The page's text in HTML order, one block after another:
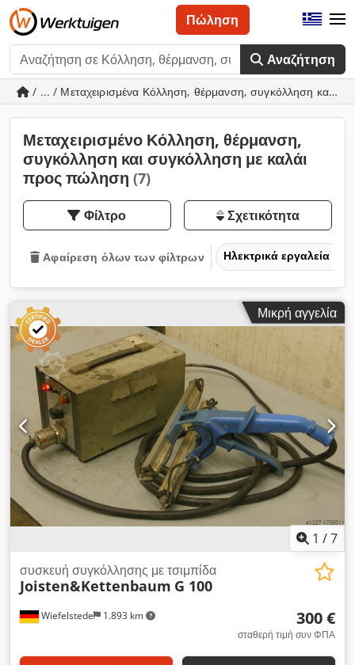
Αναζήτηση
Πώληση
/ ... / Μεταχειρισμένα Κόλληση, θέρμανση, συγκόλληση και
Μεταχειρισμένο Κόλληση, θέρμανση,
συγκόλληση και συγκόλληση με καλάι
προς πώληση (7)
Φίλτρο Σχετικότητα
Αφαίρεση όλων των φίλτρων Ηλεκτρικά εργαλεία
Μικρή αγγελία
1 /7
Wiefelstede 1.893 km
συσκευή συγκόλλησης με τσιμπίδα
Joisten&Kettenbaum G 100
300 €
σταθερή τιμή συν ΦΠΑ